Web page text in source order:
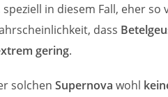
in diesem Fall, eher so
dass
gering.
solchen Supernova wohl